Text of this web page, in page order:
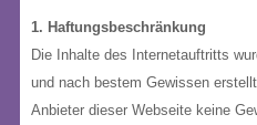
1. Haftungsbeschränkung
Die Inhalte des Internetauftritts
und nach bestem Gewissen
Anbieter dieser Webseite keine